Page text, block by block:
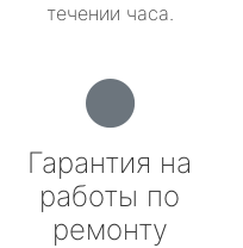
течении часа.
Гарантия на
работы по
ремонту